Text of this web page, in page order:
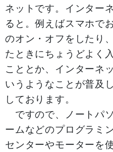
ネットです。インター
ると。例えばスマホで
のオン・オフをしたり
たときにちょうどよく
こととか、インターネ
いうようなことが普及
しております。
ですので、ノートパ
ームなどのプログラミ
センターやモーターを